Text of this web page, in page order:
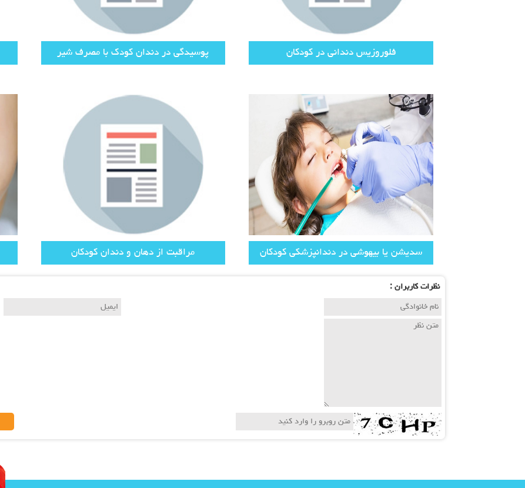
فلوروزیس دندانی در کودکان پوسیدگی در دندان کودک با مصرف شیر
سدیشن یا بیهوشی در دندانپزشکی کودکان مراقبت از دهان و دندان کودکان
نظرات كاربران :